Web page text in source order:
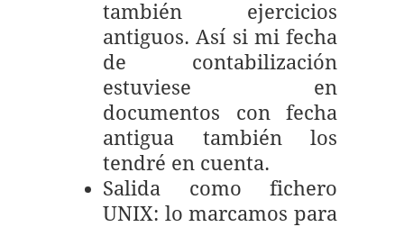
también ejercicios
antiguos. Así si mi fecha
de contabilización
estuviese en
documentos con fecha
antigua también los
tendré en cuenta.
Salida como fichero
UNIX: lo marcamos para